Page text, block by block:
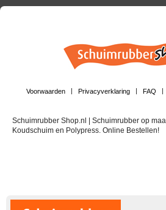
Voorwaarden Privacyverklaring FAQ
Schuimrubber Shop.nl | Schuimrubber op
Koudschuim en Polypress. Online Bestellen!